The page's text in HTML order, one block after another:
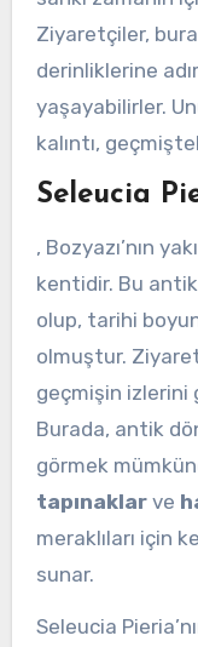
Ziyaretçiler,
derinliklerine
yaşayabilirler.
kalıntı,
Seleucia
, Bozyazı’nın
kentidir. Bu antik
olup, tarihi
olmuştur.
geçmişin izlerini
Burada, antik
görmek
tapınaklarve
meraklıları için
sunar.
Seleucia